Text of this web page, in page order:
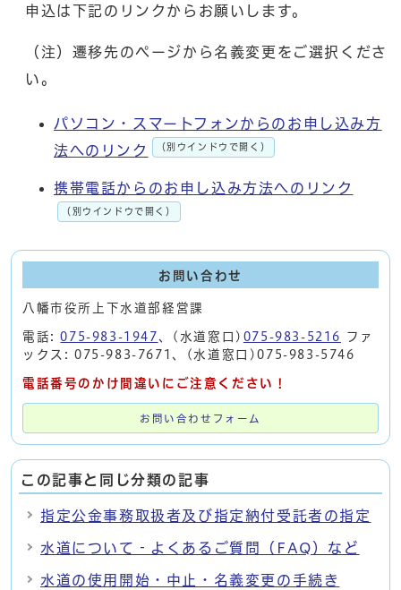
申込は下記のリンクからお願いします。
（注）遷移先のページから名義変更をご選択くださ
い。
パソコン・スマートフォンからのお申し込み方
法へのリンク
（別ウインドウで開く）
携帯電話からのお申し込み方法へのリンク
（別ウインドウで開く）
お問い合わせ
八幡市役所上下水道部経営課
電話:075-983-1947 、(水道窓口) 075-983-5216
ファ
ックス: 075-983-7671、(水道窓口)075-983-5746
電話番号のかけ間違いにご注意ください！
お問い合わせフォーム
この記事と同じ分類の記事
指定公金事務取扱者及び指定納付受託者の指定
水道について‐よくあるご質問（FAQ）など
水道の使用開始・中止・名義変更の手続き